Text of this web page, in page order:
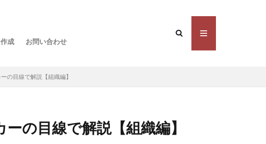
成
お問い合わせ
の目線で解説【組織編】
の目線で解説【組織編】